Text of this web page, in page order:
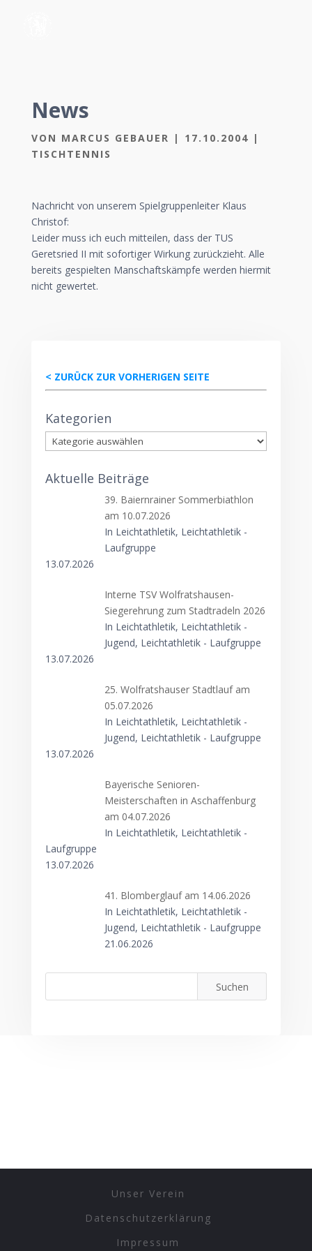
News
VON MARCUS GEBAUER | 17.10.2004 |
TISCHTENNIS
Nachricht von unserem Spielgruppenleiter Klaus
Christof:
Leider muss ich euch mitteilen, dass der TUS
Geretsried II mit sofortiger Wirkung zurückzieht. Alle
bereits gespielten Manschaftskämpfe werden hiermit
nicht gewertet.
< ZURÜCK ZUR VORHERIGEN SEITE
Kategorien
Kategorien
Aktuelle Beiträge
39. Baiernrainer Sommerbiathlon
am 10.07.2026
In Leichtathletik, Leichtathletik -
Laufgruppe
13.07.2026
Interne TSV Wolfratshausen-
Siegerehrung zum Stadtradeln 2026
In Leichtathletik, Leichtathletik -
Jugend, Leichtathletik - Laufgruppe
13.07.2026
25. Wolfratshauser Stadtlauf am
05.07.2026
In Leichtathletik, Leichtathletik -
Jugend, Leichtathletik - Laufgruppe
13.07.2026
Bayerische Senioren-
Meisterschaften in Aschaffenburg
am 04.07.2026
In Leichtathletik, Leichtathletik -
Laufgruppe
13.07.2026
41. Blomberglauf am 14.06.2026
In Leichtathletik, Leichtathletik -
Jugend, Leichtathletik - Laufgruppe
21.06.2026
Unser Verein
Datenschutzerklärung
Impressum